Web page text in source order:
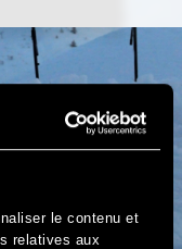
le contenu et
relatives aux